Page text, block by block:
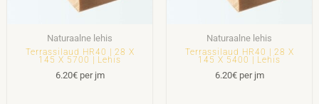
Naturaalne lehis
Terrassilaud HR40 | 28 X
145 X 5700 | Lehis
6.20€per jm
Naturaalne lehis
Terrassilaud HR40 | 28 X
145 X 5400 | Lehis
6.20€per jm